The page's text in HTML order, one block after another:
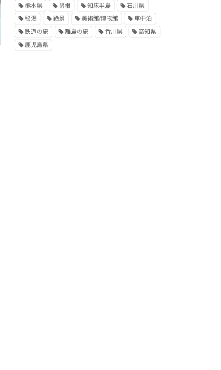
熊本県
男根 知床半島
石川県
秘湯
絶景 美術館/博物館
車中泊
鉄道の旅
離島の旅 香川県
高知県
鹿児島県